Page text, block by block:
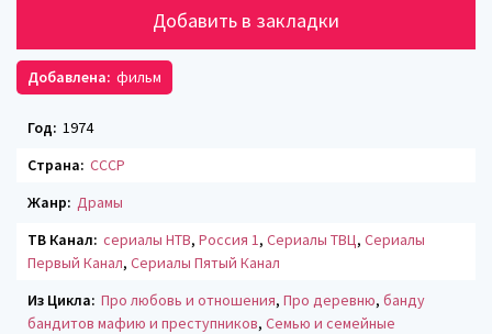
Добавить в закладки
Добавлена: фильм
Год: 1974
Страна: СССР
Жанр: Драмы
ТВ Канал: сериалы НТВ, Россия 1, Сериалы ТВЦ, Сериалы
Первый Канал, Сериалы Пятый Канал
Из Цикла: Про любовь и отношения, Про деревню, банду
бандитов мафию и преступников, Семью и семейные